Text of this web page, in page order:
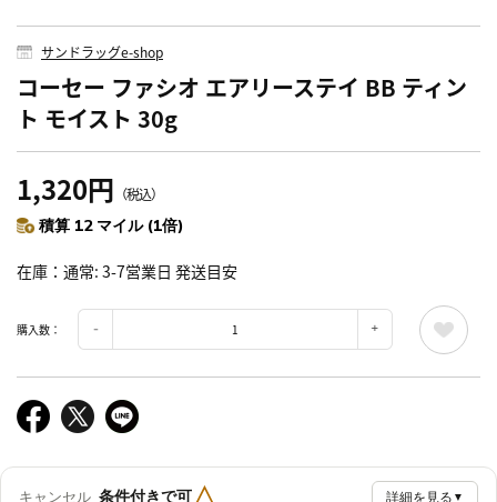
サンドラッグe-shop
コーセー ファシオ エアリーステイ BB ティン
ト モイスト 30g
1,320円 （税込）
積算 12 マイル (1倍)
在庫 通常: 3-7営業日 発送目安
購入数：
キャンセル 条件付きで可 詳細を見る ▼